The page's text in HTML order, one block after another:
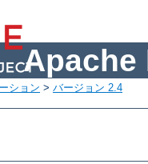
Apache
ション > バージョン 2.4